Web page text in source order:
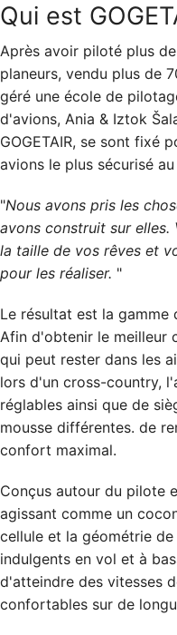
Qui est
Après avoir piloté plus
planeurs, vendu plus de
géré une école de
d'avions, Ania & Iztok
GOGETAIR, se sont fixé
avions le plus sécurisé
"Nous avons pris les
avons construit sur elles.
la taille de vos rêves et
pour les réaliser. "
Le résultat est la gamme
Afin d'obtenir le meilleur
qui peut rester dans les
lors d'un cross-country,
réglables ainsi que de
mousse différentes. de
confort maximal.
Conçus autour du pilote
agissant comme un
cellule et la géométrie
indulgents en vol et à
d'atteindre des vitesses
confortables sur de